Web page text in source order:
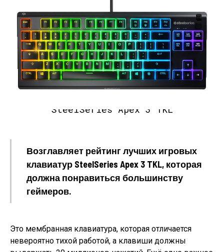
SteelSeries Apex 3 TKL
Возглавляет рейтинг лучших игровых
клавиатур SteelSeries Apex 3 TKL, которая
должна понравиться большинству
геймеров.
Это мембранная клавиатура, которая отличается
невероятно тихой работой, а клавиши должны